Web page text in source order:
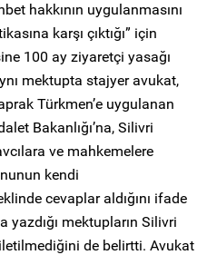
hakkının uygulanmasını
karşı çıktığı” için
100 ay ziyaretçi yasağı
mektupta stajyer avukat,
Türkmen’e uygulanan
Bakanlığı’na, Silivri
ve mahkemelere
kendi
cevaplar aldığını ifade
yazdığı mektupların Silivri
de belirtti. Avukat